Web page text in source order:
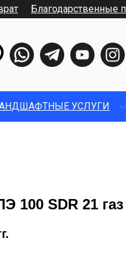
Благодарственные
УСЛУГИ
100 SDR 21